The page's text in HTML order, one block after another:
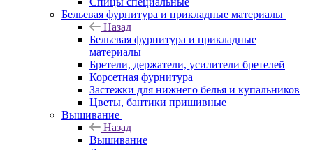
Бельевая фурнитура и прикладные материалы
Назад
Бельевая фурнитура и прикладные
материалы
Бретели, держатели, усилители бретелей
Корсетная фурнитура
Застежки для нижнего белья и купальников
Цветы, бантики пришивные
Вышивание
Назад
Вышивание